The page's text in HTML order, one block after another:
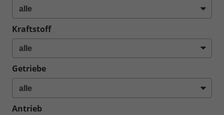
Kraftstoff
Getriebe
Antrieb